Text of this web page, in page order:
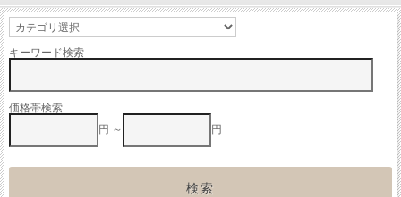
キーワード検索
価格帯検索
円 ～
円